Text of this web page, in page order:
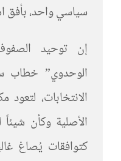
سياسي واحد، بأفق
إن توحيد
الوحدوي” خطاب
الانتخابات، لتعود
الأصلية وكأن
كتوافقات يُصاغ